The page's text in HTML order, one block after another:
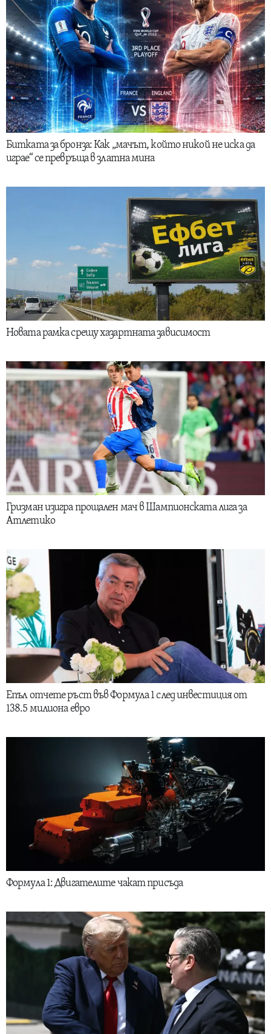
Битката за бронза: Как „мачът, който никой не иска да
играе“ се превръща в златна мина
Новата рамка срещу хазартната зависимост
Гризман изигра прощален мач в Шампионската лига за
Атлетико
Епъл отчете ръст във Формула 1 след инвестиция от
138.5 милиона евро
Формула 1: Двигателите чакат присъда